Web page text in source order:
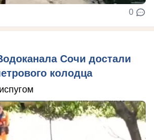
0
Сочи достали
колодца